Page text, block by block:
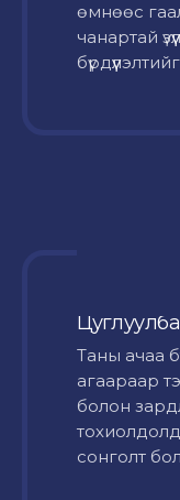
өмнөөс
чанартай
Таны ачаа
агаараар
болон
сонголт